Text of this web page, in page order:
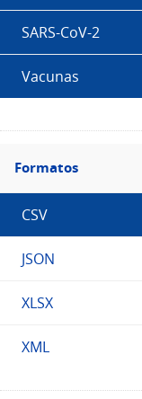
SARS-CoV-2
Vacunas
Filtro
Formatos
Formatos
CSV
JSON
XLSX
XML